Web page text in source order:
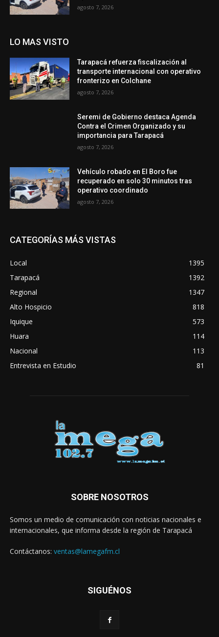
agosto 7, 2026
LO MAS VISTO
Tarapacá refuerza fiscalización al
transporte internacional con operativo
fronterizo en Colchane
agosto 7, 2026
Seremi de Gobierno destaca Agenda
Contra el Crimen Organizado y su
importancia para Tarapacá
agosto 7, 2026
Vehículo robado en El Boro fue
recuperado en solo 30 minutos tras
operativo coordinado
agosto 7, 2026
CATEGORÍAS MÁS VISTAS
Local
1395
Tarapacá
1392
Regional
1347
Alto Hospicio
818
Iquique
573
Huara
114
Nacional
113
Entrevista en Estudio
81
SOBRE NOSOTROS
Somos un medio de comunicación con noticias nacionales e
internacionales, que informa desde la región de Tarapacá
Contáctanos: ventas@lamegafm.cl
SIGUÉNOS